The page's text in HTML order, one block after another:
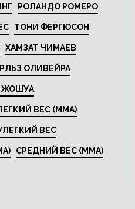
РОЛАНДО РОМЕРО
ТОНИ ФЕРГЮСОН
ХАМЗАТ ЧИМАЕВ
ОЛИВЕЙРА
ВЕС (MMA)
ВЕС
СРЕДНИЙ ВЕС (MMA)